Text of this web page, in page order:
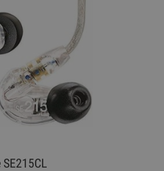
SE215CL